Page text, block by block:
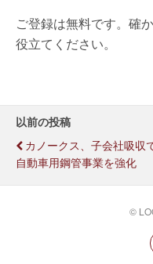
ご登録は無料です。確
役立てください。
以前の投稿
カノークス、子会社吸収
自動車用鋼管事業を強化
©